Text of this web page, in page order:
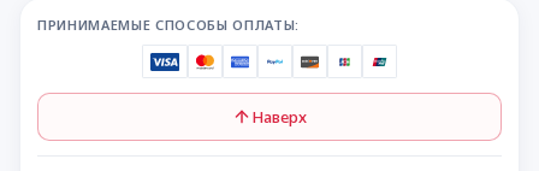
ПРИНИМАЕМЫЕ СПОСОБЫ ОПЛАТЫ:
Наверх